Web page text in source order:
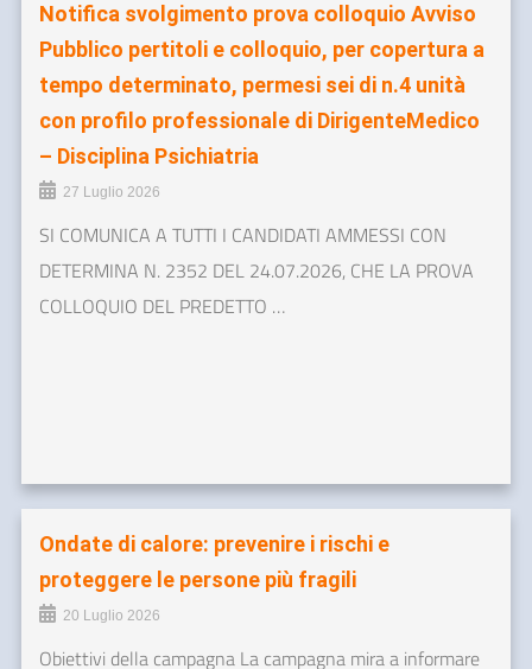
Notifica svolgimento prova colloquio Avviso
Pubblico pertitoli e colloquio, per copertura a
tempo determinato, permesi sei di n.4 unità
con profilo professionale di DirigenteMedico
– Disciplina Psichiatria
27 Luglio 2026
SI COMUNICA A TUTTI I CANDIDATI AMMESSI CON
DETERMINA N. 2352 DEL 24.07.2026, CHE LA PROVA
COLLOQUIO DEL PREDETTO …
Ondate di calore: prevenire i rischi e
proteggere le persone più fragili
20 Luglio 2026
Obiettivi della campagna La campagna mira a informare